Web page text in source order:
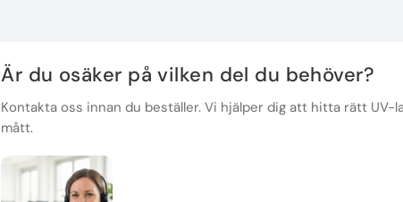
Är du osäker på vilken del du behöver?
Kontakta oss innan du beställer. Vi hjälper dig att hitta rätt
mått.